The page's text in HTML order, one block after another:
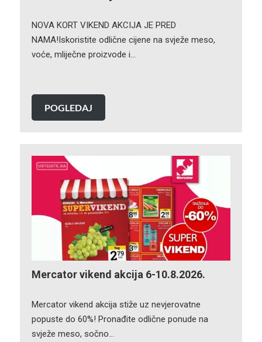
NOVA KORT VIKEND AKCIJA JE PRED
NAMA!Iskoristite odlične cijene na svježe meso,
voće, mliječne proizvode i…
POGLEDAJ
Mercator vikend akcija 6-10.8.2026.
Mercator vikend akcija stiže uz nevjerovatne
popuste do 60%! Pronađite odlične ponude na
svježe meso, sočno…